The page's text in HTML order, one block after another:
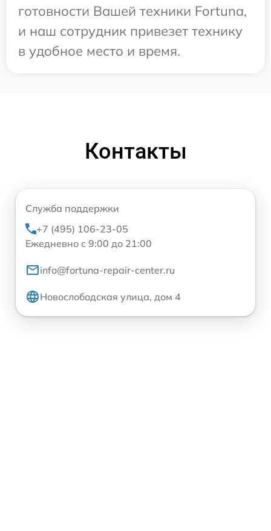
готовности Вашей техники Fortuna,
и наш сотрудник привезет технику
в удобное место и время.
Контакты
Служба поддержки
+7 (495) 106-23-05
Ежедневно с 9:00 до 21:00
info@fortuna-repair-center.ru
Новослободская улица, дом 4